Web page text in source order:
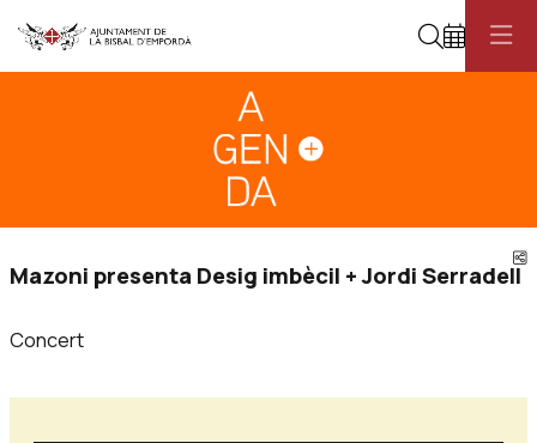
Cerca
Mazoni presenta Desig imbècil + Jordi Serradell
Concert